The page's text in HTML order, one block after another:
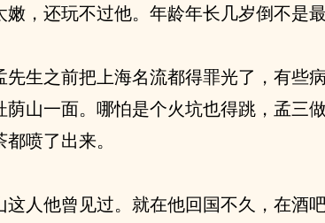
，还玩不过他。年龄年长几岁倒不是最
先生之前把上海名流都得罪光了，有些
荫山一面。哪怕是个火坑也得跳，孟三
喷了出来。
这人他曾见过。就在他回国不久，在酒